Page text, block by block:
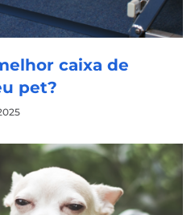
caixa de
pet?